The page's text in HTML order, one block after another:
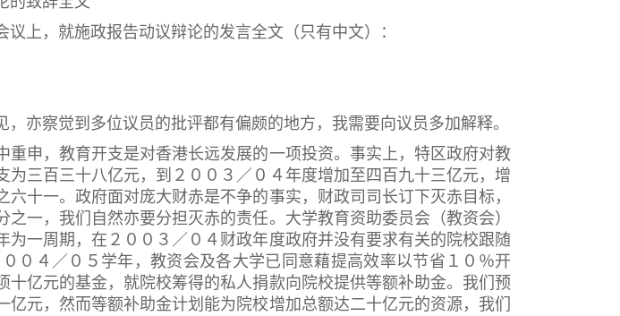
，就施政报告动议辩论的发言全文（只有中文）：
察觉到多位议员的批评都有偏颇的地方，我需要向议员多加解释。
申，教育开支是对香港长远发展的一项投资。事实上，特区政府对教
三百三十八亿元，到２００３／０４年度增加至四百九十三亿元，增
十一。政府面对庞大财赤是不争的事实，财政司司长订下灭赤目标，
一，我们自然亦要分担灭赤的责任。大学教育资助委员会（教资会）
一周期，在２００３／０４财政年度政府并没有要求有关的院校跟随
０４／０５学年，教资会及各大学已同意藉提高效率以节省１０％开
亿元的基金，就院校筹得的私人捐款向院校提供等额补助金。我们预
元，然而等额补助金计划能为院校增加总额达二十亿元的资源，我们